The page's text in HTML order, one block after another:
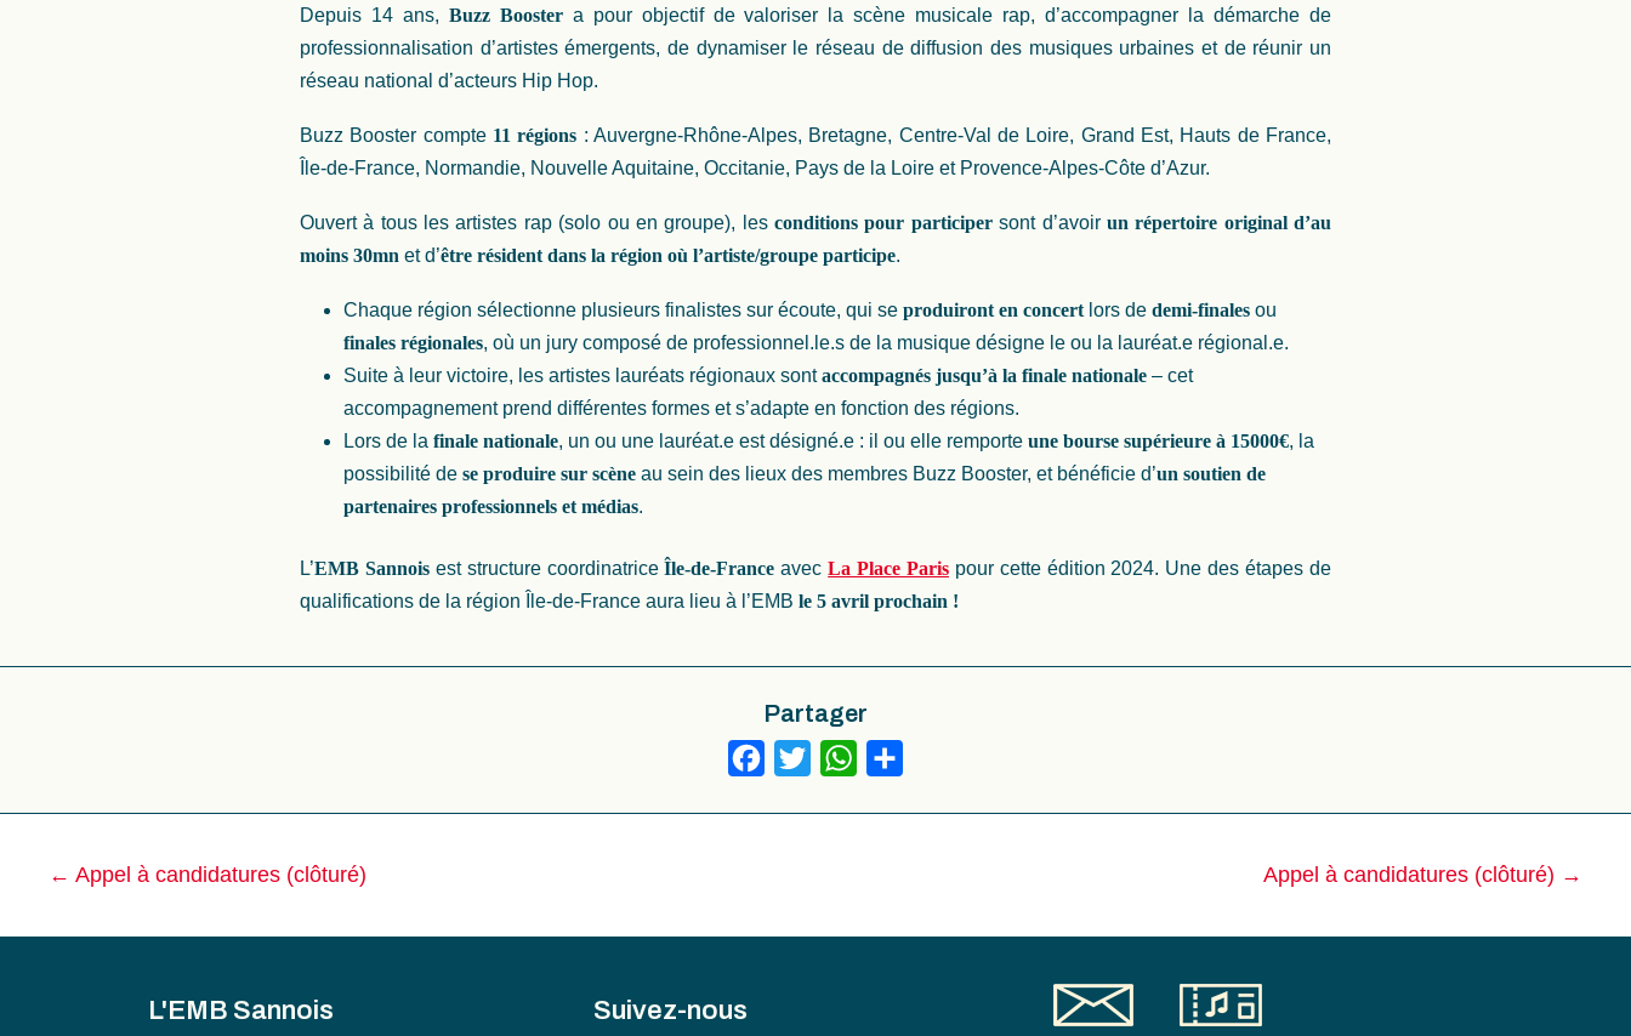
Depuis 14 ans, Buzz Boostera pour objectif de valoriser la scène musicale rap, d’accompagner la démarche de
professionnalisation d’artistes émergents, de dynamiser le réseau de diffusion des musiques urbaines et de réunir un
réseau national d’acteurs Hip Hop.
Buzz Booster compte 11 régions : Auvergne-Rhône-Alpes, Bretagne, Centre-Val de Loire, Grand Est, Hauts de France,
Île-de-France, Normandie, Nouvelle Aquitaine, Occitanie, Pays de la Loire et Provence-Alpes-Côte d’Azur.
Ouvert à tous les artistes rap (solo ou en groupe), lesconditions pour participersont d’avoir un répertoire original d’au
moins 30mn et d’être résident dans la région où l’artiste/groupe participe.
Chaque région sélectionne plusieurs finalistes sur écoute, qui se produiront en concert lors de demi-finales ou
finales régionales, où un jury composé de professionnel.le.s de la musique désigne le ou la lauréat.e régional.e.
Suite à leur victoire, les artistes lauréats régionaux sontaccompagnés jusqu’à la finale nationale – cet
accompagnement prend différentes formes et s’adapte en fonction des régions.
Lors de la finale nationale, un ou une lauréat.e est désigné.e : il ou elle remporte une bourse supérieure à 15000€, la
possibilité de se produire sur scène au sein des lieux des membres Buzz Booster, et bénéficie d’un soutien de
partenaires professionnels et médias.
L’EMB Sannoisest structure coordinatriceÎle-de-France avecLa Place Parispour cette édition 2024. Une des étapes de
qualifications de la région Île-de-France aura lieu à l’EMB le 5 avril prochain !
Partager
Facebook
Twitter WhatsApp
Navigation
← Appel à candidatures (clôturé) Appel à candidatures (clôturé) →
L'EMB Sannois Suivez-nous